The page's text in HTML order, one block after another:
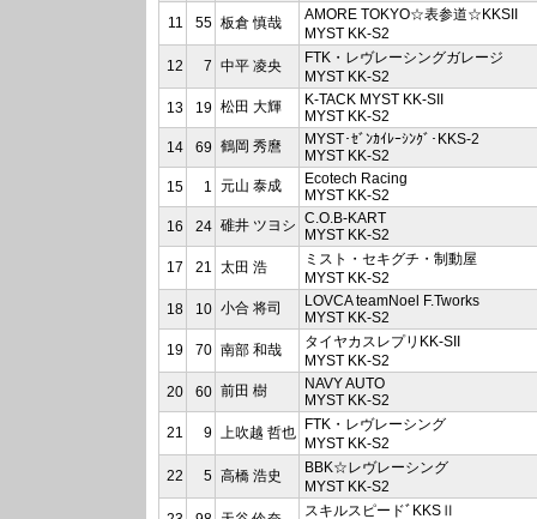
11
55 板倉 慎哉
AMORE TOKYO☆表参道☆KKSII
MYST KK-S2
12
7 中平 凌央
FTK・レヴレーシングガレージ
MYST KK-S2
13
19 松田 大輝
K-TACK MYST KK-SII
MYST KK-S2
14
69 鶴岡 秀麿
MYST･ｾﾞﾝｶｲﾚｰｼﾝｸﾞ･KKS-2
MYST KK-S2
15
1 元山 泰成
Ecotech Racing
MYST KK-S2
16
24 碓井 ツヨシ C.O.B-KART
MYST KK-S2
17
21 太田 浩
ミスト・セキグチ・制動屋
MYST KK-S2
18
10 小合 将司
LOVCA teamNoel F.Tworks
MYST KK-S2
19
70 南部 和哉
タイヤカスレプリKK-SII
MYST KK-S2
20
60 前田 樹
NAVY AUTO
MYST KK-S2
21
9 上吹越 哲也
FTK・レヴレーシング
MYST KK-S2
22
5 高橋 浩史
BBK☆レヴレーシング
MYST KK-S2
スキルスピードﾞKKSⅡ